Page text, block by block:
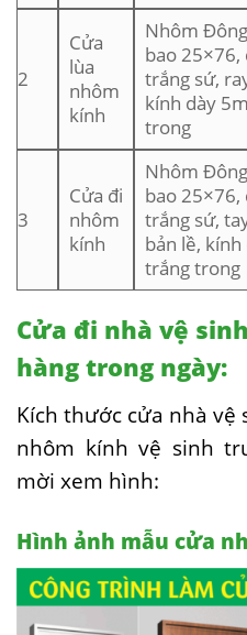
2
Cửa
lùa
nhôm
kính
Nhôm
bao 25×76,
trắng sứ,
kính dày
trong
3
Cửa đi
nhôm
kính
Nhôm
bao 25×76,
trắng sứ,
bản lề,
trắng trong
Cửa đi nhà vệ
hàng trong ngày:
Kích thước cửa nhà vệ
nhôm kính vệ sinh
mời xem hình:
Hình ảnh mẫu cửa